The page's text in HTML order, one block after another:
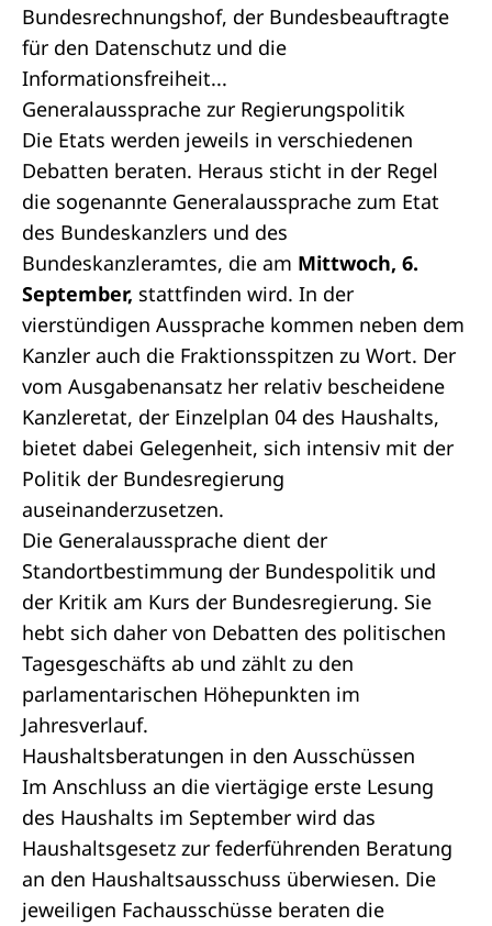
Bundesrechnungshof, der Bundesbeauftragte
für den Datenschutz und die
Informationsfreiheit...
Generalaussprache zur Regierungspolitik
Die Etats werden jeweils in verschiedenen
Debatten beraten. Heraus sticht in der Regel
die sogenannte Generalaussprache zum Etat
des Bundeskanzlers und des
Bundeskanzleramtes, die am Mittwoch, 6.
September, stattfinden wird. In der
vierstündigen Aussprache kommen neben dem
Kanzler auch die Fraktionsspitzen zu Wort. Der
vom Ausgabenansatz her relativ bescheidene
Kanzleretat, der Einzelplan 04 des Haushalts,
bietet dabei Gelegenheit, sich intensiv mit der
Politik der Bundesregierung
auseinanderzusetzen.
Die Generalaussprache dient der
Standortbestimmung der Bundespolitik und
der Kritik am Kurs der Bundesregierung. Sie
hebt sich daher von Debatten des politischen
Tagesgeschäfts ab und zählt zu den
parlamentarischen Höhepunkten im
Jahresverlauf.
Haushaltsberatungen in den Ausschüssen
Im Anschluss an die viertägige erste Lesung
des Haushalts im September wird das
Haushaltsgesetz zur federführenden Beratung
an den Haushaltsausschuss überwiesen. Die
jeweiligen Fachausschüsse beraten die